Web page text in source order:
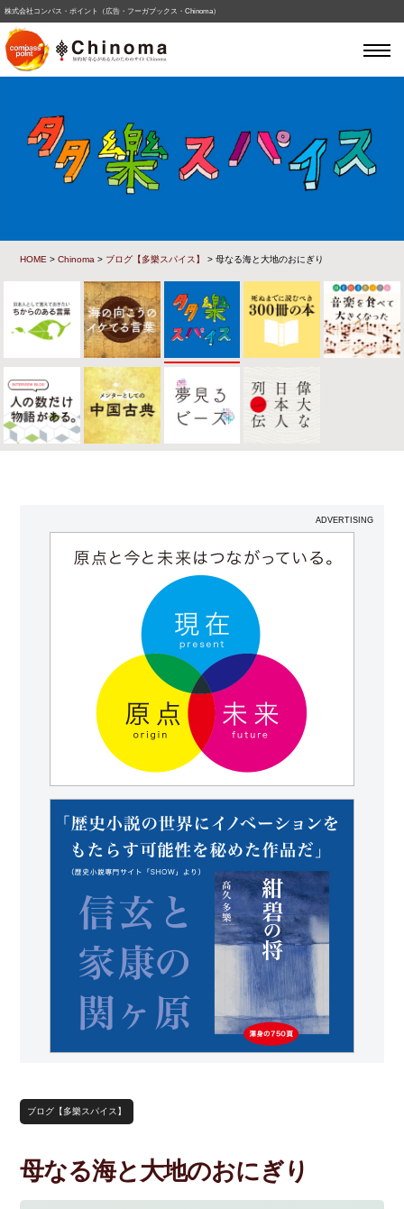
株式会社コンパス・ポイント（広告・フーガブックス・Chinoma）
HOME >Chinoma > ブログ【多樂スパイス】 > 母なる海と大地のおにぎり
ADVERTISING
ブログ【多樂スパイス】
母なる海と大地のおにぎり